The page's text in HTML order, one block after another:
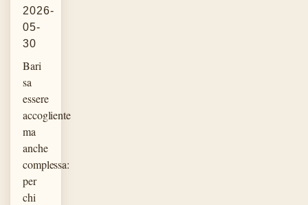
2026-
05-
30
Bari
sa
essere
accogliente
ma
anche
complessa:
per
chi